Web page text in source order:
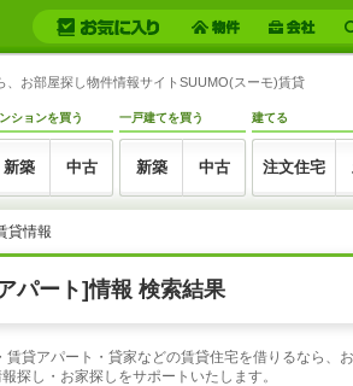
お部屋探し物件情報サイトSUUMO(スーモ)賃貸
ションを買う
新築 中古
一戸建てを買う
新築 中古
建てる
注文住宅
貸情報
パート]情報 検索結果
貸アパート・貸家などの賃貸住宅を借りるなら、
探し・お家探しをサポートいたします。